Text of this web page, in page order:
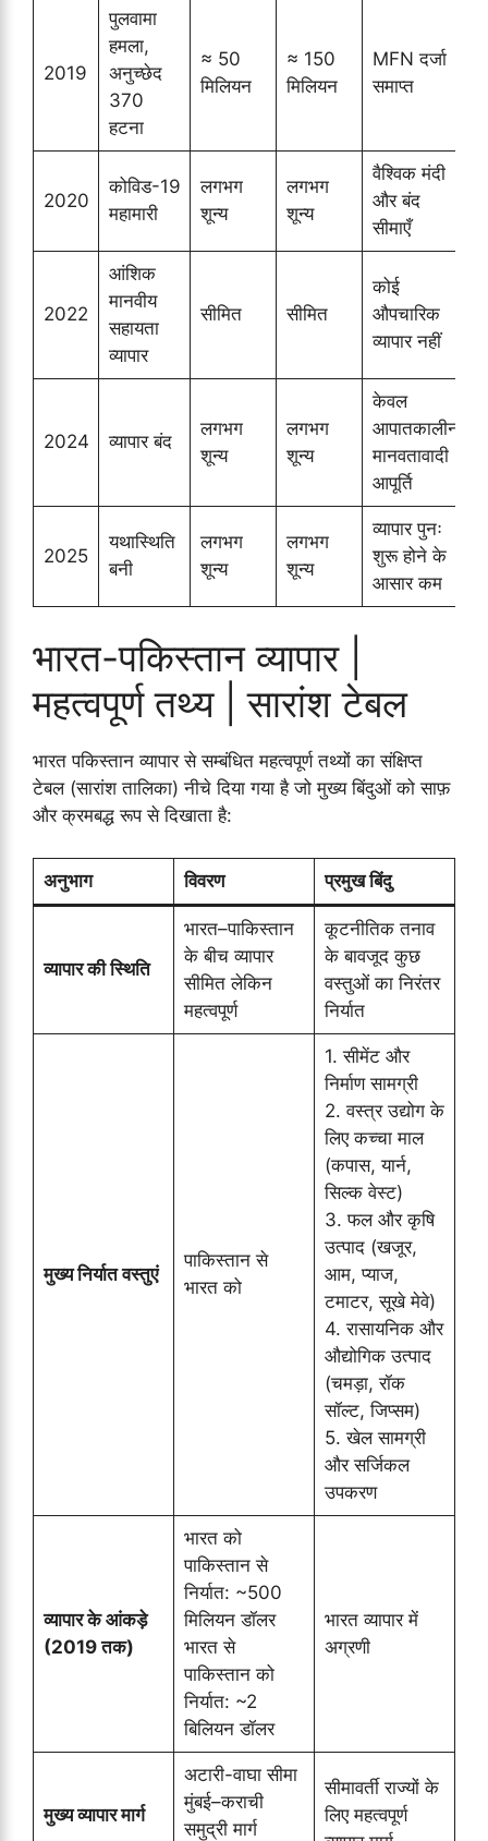
2019
पुलवामा
हमला,
अनुच्छेद
370
हटना
≈ 50
मिलियन
≈ 150
मिलियन
MFN दर्जा
समाप्त
2020
कोविड-19
महामारी
लगभग
शून्य
लगभग
शून्य
वैश्विक मंदी
और बंद
सीमाएँ
2022
आंशिक
मानवीय
सहायता
व्यापार
सीमित सीमित
कोई
औपचारिक
व्यापार नहीं
2024 व्यापार बंद
लगभग
शून्य
लगभग
शून्य
केवल
आपातकालीन
मानवतावादी
आपूर्ति
2025
यथास्थिति
बनी
लगभग
शून्य
लगभग
शून्य
व्यापार पुनः
शुरू होने के
आसार कम
भारत-पकिस्तान व्यापार |
महत्वपूर्ण तथ्य | सारांश टेबल
भारत पकिस्तान व्यापार से सम्बंधित महत्वपूर्ण तथ्यों का संक्षिप्त
टेबल (सारांश तालिका) नीचे दिया गया है जो मुख्य बिंदुओं को साफ़
और क्रमबद्ध रूप से दिखाता है:
अनुभाग विवरण प्रमुख बिंदु
व्यापार की स्थिति
भारत–पाकिस्तान
के बीच व्यापार
सीमित लेकिन
महत्वपूर्ण
कूटनीतिक तनाव
के बावजूद कुछ
वस्तुओं का निरंतर
निर्यात
मुख्य निर्यात वस्तुएं
पाकिस्तान से
भारत को
1. सीमेंट और
निर्माण सामग्री
2. वस्त्र उद्योग के
लिए कच्चा माल
(कपास, यार्न,
सिल्क वेस्ट)
3. फल और कृषि
उत्पाद (खजूर,
आम, प्याज,
टमाटर, सूखे मेवे)
4. रासायनिक और
औद्योगिक उत्पाद
(चमड़ा, रॉक
सॉल्ट, जिप्सम)
5. खेल सामग्री
और सर्जिकल
उपकरण
व्यापार के आंकड़े
(2019 तक)
भारत को
पाकिस्तान से
निर्यात: ~500
मिलियन डॉलर
भारत से
पाकिस्तान को
निर्यात: ~2
बिलियन डॉलर
भारत व्यापार में
अग्रणी
मुख्य व्यापार मार्ग
अटारी-वाघा सीमा
मुंबई–कराची
समुद्री मार्ग
सीमावर्ती राज्यों के
लिए महत्वपूर्ण